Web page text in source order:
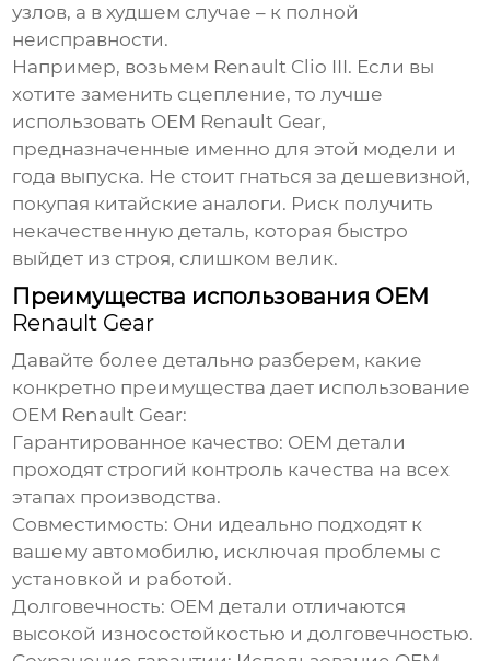
узлов, а в худшем случае – к полной
неисправности.
Например, возьмем Renault Clio III. Если вы
хотите заменить сцепление, то лучше
использовать OEM Renault Gear,
предназначенные именно для этой модели и
года выпуска. Не стоит гнаться за дешевизной,
покупая китайские аналоги. Риск получить
некачественную деталь, которая быстро
выйдет из строя, слишком велик.
Преимущества использования OEM
Renault Gear
Давайте более детально разберем, какие
конкретно преимущества дает использование
OEM Renault Gear:
Гарантированное качество: OEM детали
проходят строгий контроль качества на всех
этапах производства.
Совместимость: Они идеально подходят к
вашему автомобилю, исключая проблемы с
установкой и работой.
Долговечность: OEM детали отличаются
высокой износостойкостью и долговечностью.